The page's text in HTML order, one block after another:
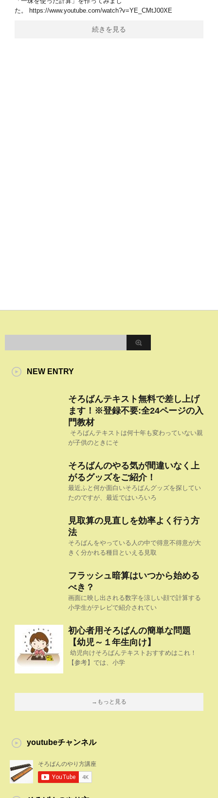
た。 https://www.youtube.com/watch?v=YE_CMtJ00XE
続きを見る
NEW ENTRY
そろばんテキスト無料で差し上げ
ます！※登録不要:全24ページの入
門教材
そろばんテキストは何十年も変わっていない親
が子供のときにそ
そろばんのやる気が間違いなく上
がるグッズをご紹介！
最近ふと何か面白いそろばんグッズを探してい
たのですが、最近ではいろいろ
見取算の見直しを効率よく行う方
法
そろばんをやっている人の中で得意不得意が大
きく分かれる種目といえる見取
フラッシュ暗算はいつから始める
べき？
画面に映し出される数字を涼しい顔で計算する
小学生がテレビで紹介されてい
初心者用そろばんの簡単な問題
【幼児～１年生向け】
幼児向けそろばんテキストおすすめはこれ！
【参考】では、小学
→もっと見る
youtubeチャンネル